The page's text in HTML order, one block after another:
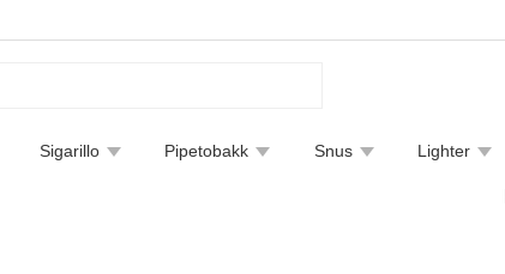
Sigarillo Pipetobakk Snus Lighter